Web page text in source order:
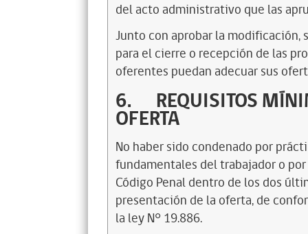
del acto administrativo que las
Junto con aprobar la modificación,
para el cierre o recepción de las
oferentes puedan adecuar sus
6. REQUISITOS
OFERTA
No haber sido condenado por
fundamentales del trabajador o
Código Penal dentro de los dos
presentación de la oferta, de
la ley N° 19.886.